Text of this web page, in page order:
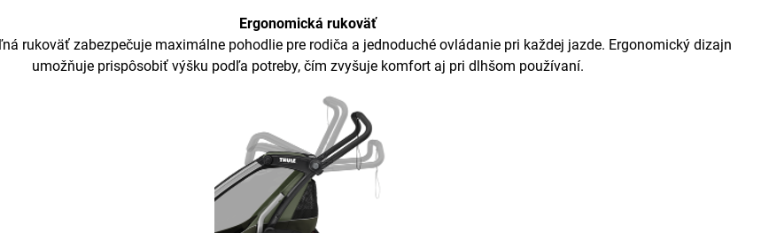
Ergonomická rukoväť
rukoväť zabezpečuje maximálne pohodlie pre rodiča a jednoduché ovládanie pri každej jazde. Ergonomický dizajn
umožňuje prispôsobiť výšku podľa potreby, čím zvyšuje komfort aj pri dlhšom používaní.